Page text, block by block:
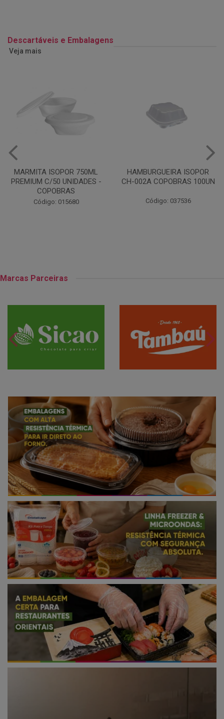
Descartáveis e Embalagens
Veja mais
HAMBURGUEIRA ISOPOR
CH-002A COPOBRAS 100UN
Código: 037536
CAIXA PARDA PIZZA N30
OITAVADA BALUARTE C/10
Código: 001124
Marcas Parceiras